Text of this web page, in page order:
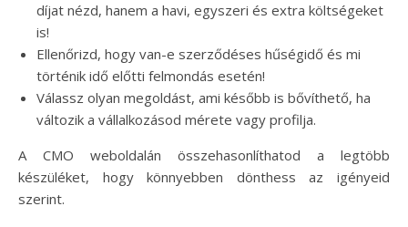
díjat nézd, hanem a havi, egyszeri és extra költségeket
is!
Ellenőrizd, hogy van-e szerződéses hűségidő és mi
történik idő előtti felmondás esetén!
Válassz olyan megoldást, ami később is bővíthető, ha
változik a vállalkozásod mérete vagy profilja.
A CMO weboldalán összehasonlíthatod a legtöbb
készüléket, hogy könnyebben dönthess az igényeid
szerint.